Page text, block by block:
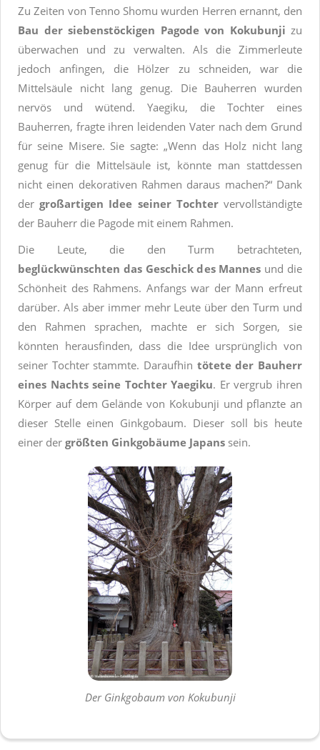
Zu Zeiten von Tenno Shomu wurden Herren ernannt, den
Bau der siebenstöckigen Pagode von Kokubunji zu
überwachen und zu verwalten. Als die Zimmerleute
jedoch anfingen, die Hölzer zu schneiden, war die
Mittelsäule nicht lang genug. Die Bauherren wurden
nervös und wütend. Yaegiku, die Tochter eines
Bauherren, fragte ihren leidenden Vater nach dem Grund
für seine Misere. Sie sagte: „Wenn das Holz nicht lang
genug für die Mittelsäule ist, könnte man stattdessen
nicht einen dekorativen Rahmen daraus machen?“ Dank
dergroßartigen Idee seiner Tochtervervollständigte
der Bauherr die Pagode mit einem Rahmen.
Die Leute, die den Turm betrachteten,
beglückwünschten das Geschick des Mannes und die
Schönheit des Rahmens. Anfangs war der Mann erfreut
darüber. Als aber immer mehr Leute über den Turm und
den Rahmen sprachen, machte er sich Sorgen, sie
könnten herausfinden, dass die Idee ursprünglich von
seiner Tochter stammte. Daraufhin tötete der Bauherr
eines Nachts seine Tochter Yaegiku. Er vergrub ihren
Körper auf dem Gelände von Kokubunji und pflanzte an
dieser Stelle einen Ginkgobaum. Dieser soll bis heute
einer der größten Ginkgobäume Japans sein.
Der Ginkgobaum von Kokubunji